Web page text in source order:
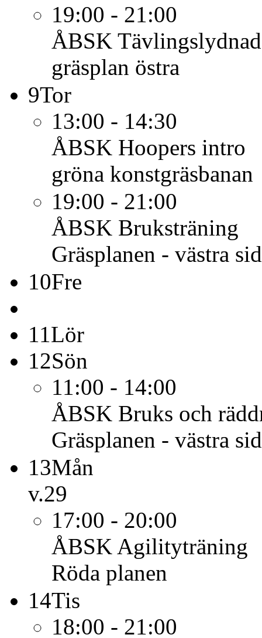
19:00 - 21:00
ÅBSK Tävlingslydnad
gräsplan östra
9Tor
13:00 - 14:30
ÅBSK Hoopers intro
gröna konstgräsbanan
19:00 - 21:00
ÅBSK Bruksträning
Gräsplanen - västra
10Fre
11Lör
12Sön
11:00 - 14:00
ÅBSK Bruks och
Gräsplanen - västra
13Mån
v.29
17:00 - 20:00
ÅBSK Agilityträning
Röda planen
14Tis
18:00 - 21:00